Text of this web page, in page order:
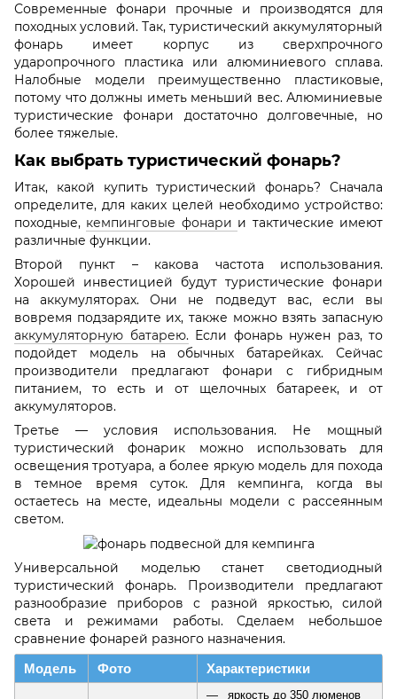
Современные фонари прочные и производятся для
походных условий. Так, туристический аккумуляторный
фонарь имеет корпус из сверхпрочного
ударопрочного пластика или алюминиевого сплава.
Налобные модели преимущественно пластиковые,
потому что должны иметь меньший вес. Алюминиевые
туристические фонари достаточно долговечные, но
более тяжелые.
Как выбрать туристический фонарь?
Итак, какой купить туристический фонарь? Сначала
определите, для каких целей необходимо устройство:
походные, кемпинговые фонари и тактические имеют
различные функции.
Второй пункт – какова частота использования.
Хорошей инвестицией будут туристические фонари
на аккумуляторах. Они не подведут вас, если вы
вовремя подзарядите их, также можно взять запасную
аккумуляторную батарею.Если фонарь нужен раз, то
подойдет модель на обычных батарейках. Сейчас
производители предлагают фонари с гибридным
питанием, то есть и от щелочных батареек, и от
аккумуляторов.
Третье — условия использования. Не мощный
туристический фонарик можно использовать для
освещения тротуара, а более яркую модель для похода
в темное время суток. Для кемпинга, когда вы
остаетесь на месте, идеальны модели с рассеянным
светом.
Универсальной моделью станет светодиодный
туристический фонарь. Производители предлагают
разнообразие приборов с разной яркостью, силой
света и режимами работы. Сделаем небольшое
сравнение фонарей разного назначения.
Модель Фото Характеристики
яркость до 350 люменов